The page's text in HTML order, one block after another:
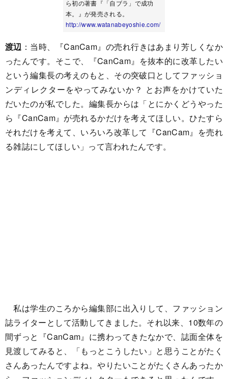
ら初の著書『「自ブラ」で成功
本。』が発売される。
http://www.watanabeyoshie.com/
渡辺 ：当時、『CanCam』の売れ行きはあまり芳しくなか
ったんです。そこで、『CanCam』を抜本的に改革したい
という編集長の考えのもと、その突破口としてファッショ
ンディレクターをやってみないか？ とお声をかけていた
だいたのが私でした。編集長からは「とにかくどうやった
ら『CanCam』が売れるかだけを考えてほしい。ひたすら
それだけを考えて、いろいろ改革して『CanCam』を売れ
る雑誌にしてほしい」って言われたんです。
私は学生のころから編集部に出入りして、ファッション
誌ライターとして活動してきました。それ以来、10数年の
間ずっと『CanCam』に携わってきたなかで、誌面全体を
見渡してみると、「もっとこうしたい」と思うことがたく
さんあったんですよね。やりたいことがたくさんあったか